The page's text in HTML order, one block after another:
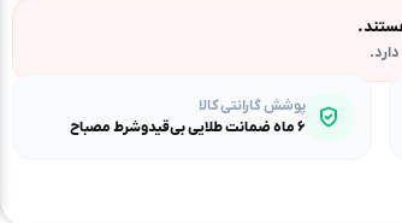
پوشش گارانتی کالا
۶ ماه ضمانت طلایی بی‌قیدوشرط مصباح